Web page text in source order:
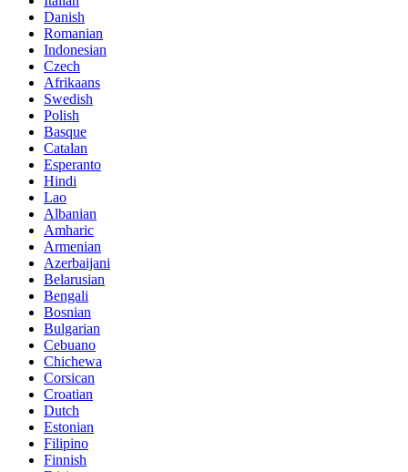
Danish
Romanian
Indonesian
Czech
Afrikaans
Swedish
Polish
Basque
Catalan
Esperanto
Hindi
Lao
Albanian
Amharic
Armenian
Azerbaijani
Belarusian
Bengali
Bosnian
Bulgarian
Cebuano
Chichewa
Corsican
Croatian
Dutch
Estonian
Filipino
Finnish